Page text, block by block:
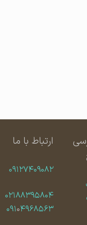
ارتباط با ما
۰۹۱۲۷۴۰۹۰۸۲
۰۲۱۸۸۳۹۵۸۰۴
۰۹۱۰۴۹۶۸۵۶۳